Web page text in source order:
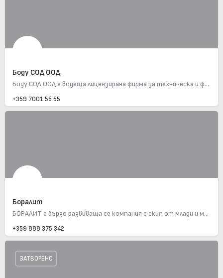
Боду СОД ООД
Боду СОД ООД е водеща лицензирана фирма за техническа и физическа охрана в България. С дългогодишен опит…
+359 7001 55 55
Боралит
БОРАЛИТ е бързо развиваща се компания с екип от млади и мотивирани професионалисти, произвеждаща продукти с…
+359 888 375 342
ЗАТВОРЕНО